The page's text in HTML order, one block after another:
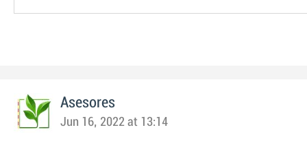
Asesores
Jun 16, 2022 at 13:14